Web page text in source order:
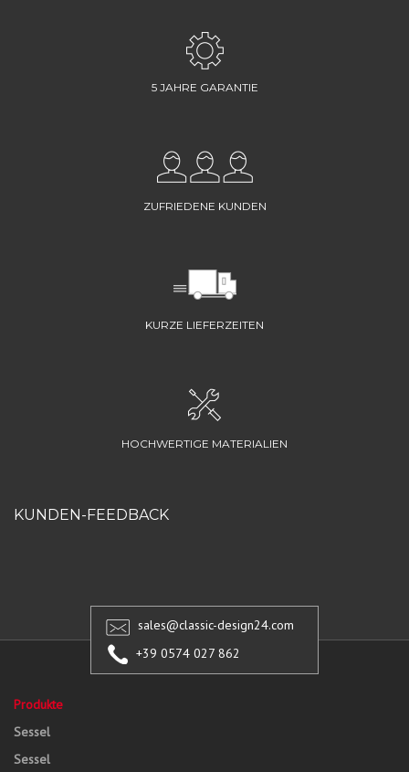
5 JAHRE GARANTIE
ZUFRIEDENE KUNDEN
KURZE LIEFERZEITEN
HOCHWERTIGE MATERIALIEN
KUNDEN-FEEDBACK
sales@classic-design24.com
+39 0574 027 862
Produkte
Sessel
Sessel